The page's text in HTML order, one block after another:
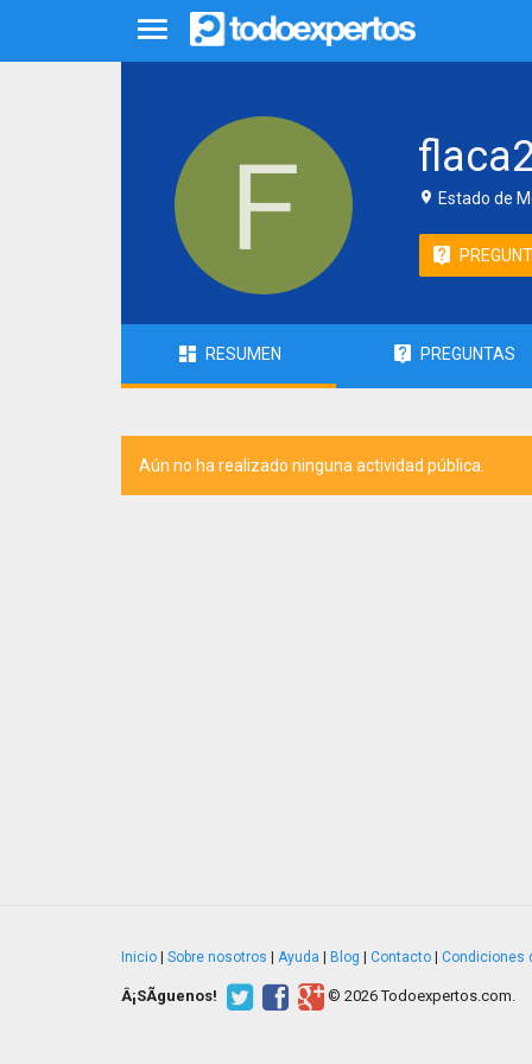
Estado de
RESUMEN PREGUNTAS
Aún no ha realizado ninguna actividad pública.
Inicio Sobre nosotros Ayuda Blog Contacto Condiciones
Â¡SÃ­guenos! © 2026 Todoexpertos.com.